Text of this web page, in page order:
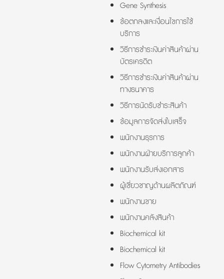
Gene Synthesis
ข้อตกลงและเงื่อนไขการใช้
บริการ
วิธีการชำระเงินค่าสินค้าผ่าน
บัตรเครดิต
วิธีการชำระเงินค่าสินค้าผ่าน
ทางธนาคาร
วิธีการนัดรับชำระสินค้า
ข้อมูลการจัดส่งใบเสร็จ
พนักงานธุรการ
พนักงานฝ่ายบริการลูกค้า
พนักงานรับส่งเอกสาร
ผู้เชี่ยวชาญด้านผลิตภัณฑ์
พนักงานขาย
พนักงานคลังสินค้า
Biochemical kit
Biochemical kit
Flow Cytometry Antibodies